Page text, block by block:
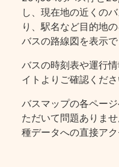
し、現在地の近くの
り、駅名など目的地
バスの路線図を表示で
バスの時刻表や運行
イトよりご確認くださ
バスマップの各ペー
ただいて問題ありま
種データへの直接ア